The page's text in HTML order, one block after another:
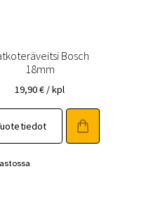
Bosch
18mm
19,90€ / kpl